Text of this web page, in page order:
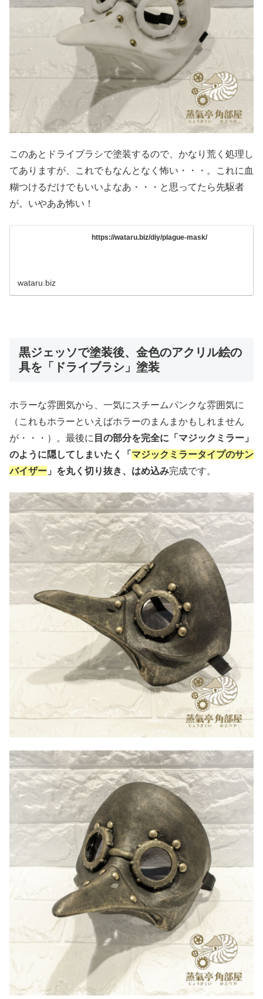
このあとドライブラシで塗装するので、かなり荒く処理し
てありますが、これでもなんとなく怖い・・・。これに血
糊つけるだけでもいいよなあ・・・と思ってたら先駆者
が。いやああ怖い！
https://wataru.biz/diy/plague-mask/
wataru.biz
黒ジェッソで塗装後、金色のアクリル絵の
具を「ドライブラシ」塗装
ホラーな雰囲気から、一気にスチームパンクな雰囲気に
（これもホラーといえばホラーのまんまかもしれません
が・・・）。最後に 目の部分を完全に「マジックミラー」
のように隠してしまいたく「 マジックミラータイプのサン
バイザー 」を丸く切り抜き、はめ込み完成です。